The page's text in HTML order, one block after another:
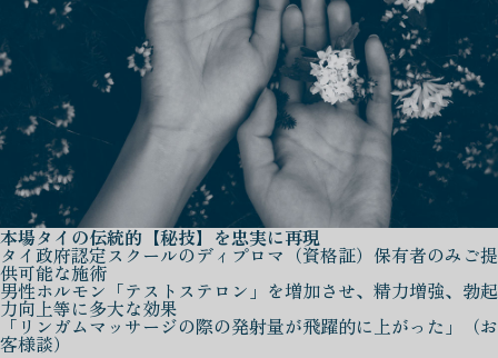
本場タイの伝統的【秘技】を忠実に再現
タイ政府認定スクールのディプロマ（資格証）保有者のみご提
供可能な施術
男性ホルモン「テストステロン」を増加させ、精力増強、勃起
力向上等に多大な効果
「リンガムマッサージの際の発射量が飛躍的に上がった」（お
客様談）